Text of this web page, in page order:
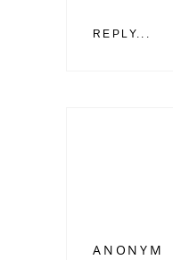
REPLY...
ANONYM